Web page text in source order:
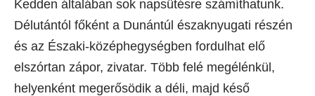
Kedden általában sok napsütésre számíthatunk.
Délutántól főként a Dunántúl északnyugati részén
és az Északi-középhegységben fordulhat elő
elszórtan zápor, zivatar. Több felé megélénkül,
helyenként megerősödik a déli, majd késő